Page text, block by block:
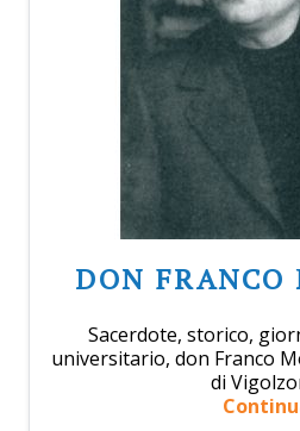
DON
Sacerdote, storico,
universitario, don Franco
di